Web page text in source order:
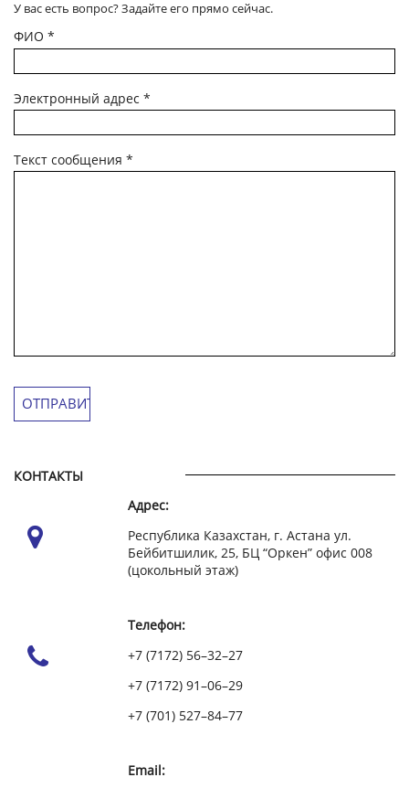
У вас есть вопрос? Задайте его прямо сейчас.
ФИО *
Электронный адрес *
Текст сообщения *
КОНТАКТЫ
Адрес:
Республика Казахстан, г. Астана ул.
Бейбитшилик, 25, БЦ “Оркен” офис 008
(цокольный этаж)
Телефон:
+7 (7172) 56–32–27
+7 (7172) 91–06–29
+7 (701) 527–84–77
Email: